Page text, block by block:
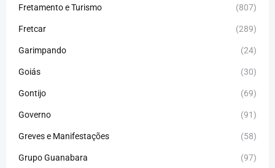
Fretamento e Turismo (807)
Fretcar (289)
Garimpando (24)
Goiás (30)
Gontijo (69)
Governo (91)
Greves e Manifestações (58)
Grupo Guanabara (97)